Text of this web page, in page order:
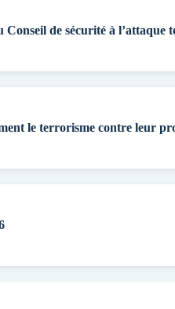
Conseil de sécurité à
le terrorisme contre leur